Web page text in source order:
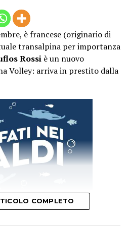
ha chiarito che “all’impresa
di nuova pavimentazione
della stessa con
del relativo sal”.
delle parti risultate
quando le temperature
Celentano.
è francese (originario di
transalpina per importanza
Rossiè un nuovo
Volley: arriva in prestito dalla
COMPLETO